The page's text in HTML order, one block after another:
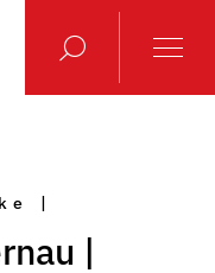
|
|